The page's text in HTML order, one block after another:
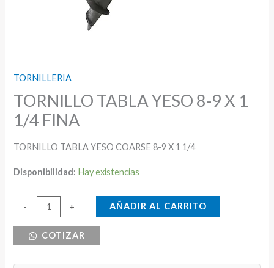
TORNILLERIA
TORNILLO TABLA YESO 8-9 X 1
1/4 FINA
TORNILLO TABLA YESO COARSE 8-9 X 1 1/4
Disponibilidad: Hay existencias
-
TORNILLO
TABLA
YESO
+ AÑADIR AL CARRITO
COTIZAR